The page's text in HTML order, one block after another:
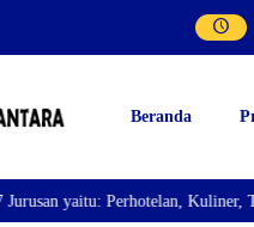
Beranda
Tata Kecantikan,